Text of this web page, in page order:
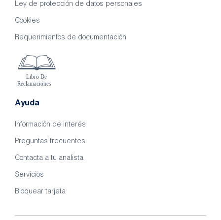
Ley de protección de datos personales
Cookies
Requerimientos de documentación
Ayuda
Información de interés
Preguntas frecuentes
Contacta a tu analista
Servicios
Bloquear tarjeta